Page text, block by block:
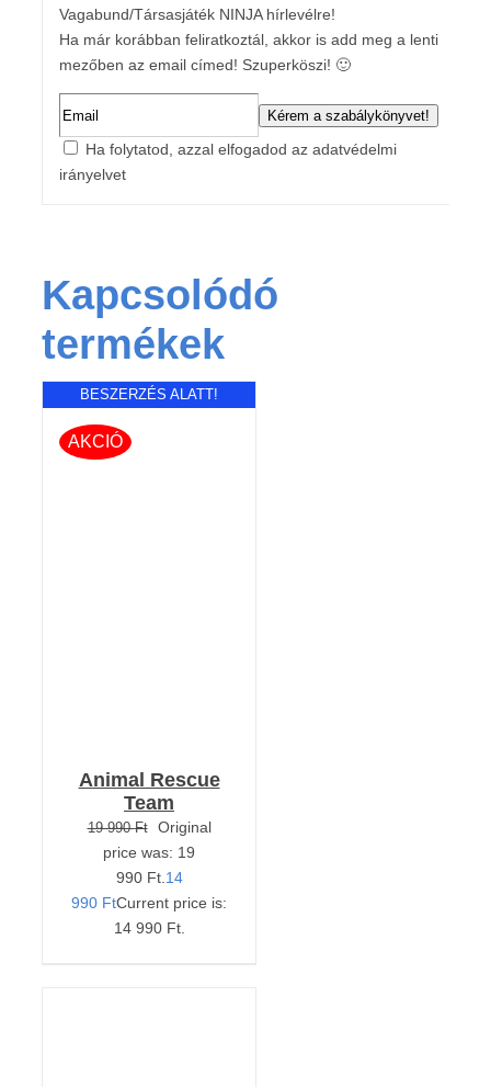
Vagabund/Társasjáték NINJA hírlevélre!
Ha már korábban feliratkoztál, akkor is add meg a lenti
mezőben az email címed! Szuperköszi! 🙂
Ha folytatod, azzal elfogadod az adatvédelmi
irányelvet
Kapcsolódó
termékek
BESZERZÉS ALATT!
AKCIÓ
Animal Rescue
Team
19 990Ft
Original
price was: 19
990 Ft. 14
990 FtCurrent price is:
14 990 Ft.